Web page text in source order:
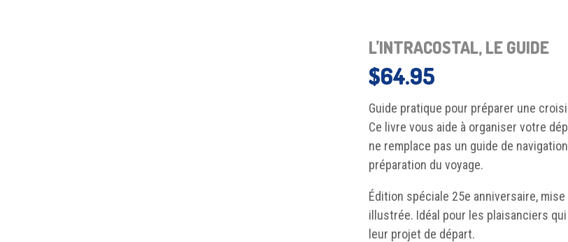
L’INTRACOSTAL, LE GUIDE
$64.95
Guide pratique pour préparer une
Ce livre vous aide à organiser votre
ne remplace pas un guide de
préparation du voyage.
Édition spéciale 25e anniversaire,
illustrée. Idéal pour les plaisanciers
leur projet de départ.